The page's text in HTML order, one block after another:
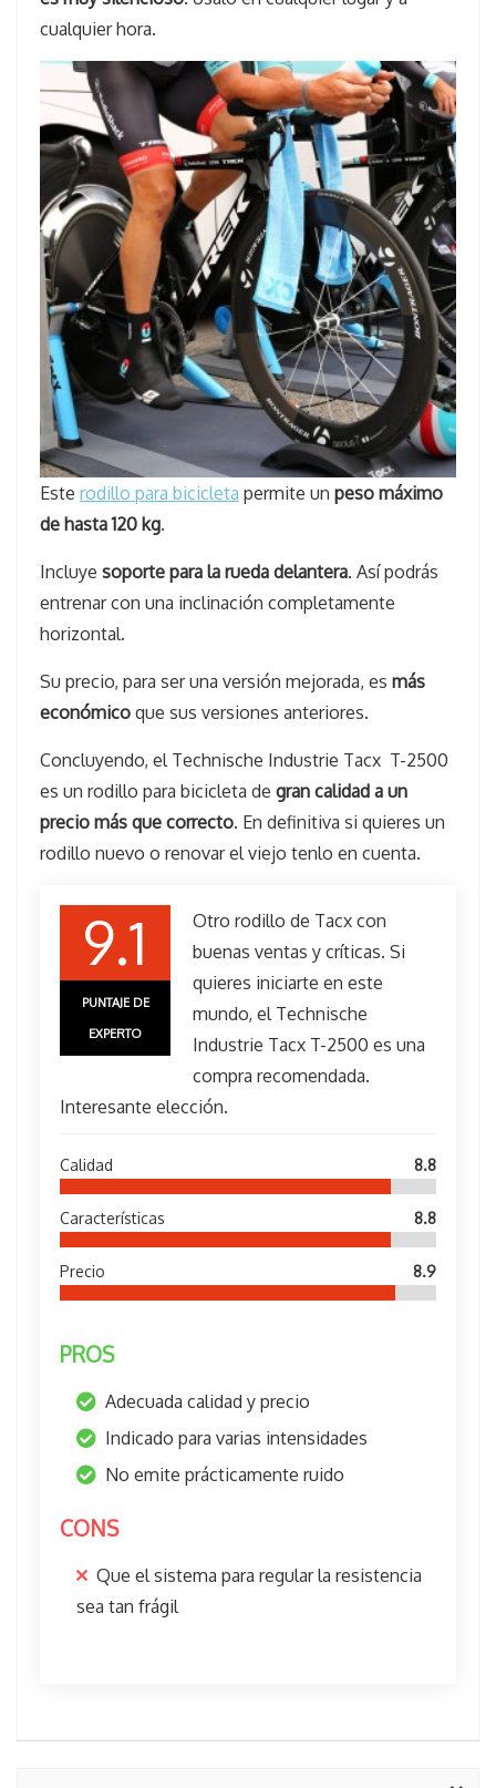
cualquier hora.
Este rodillo para bicicleta permite un peso máximo
de hasta 120 kg.
Incluye soporte para la rueda delantera. Así podrás
entrenar con una inclinación completamente
horizontal.
Su precio, para ser una versión mejorada, es más
económico que sus versiones anteriores.
Concluyendo, el Technische Industrie Tacx T-2500
es un rodillo para bicicleta de gran calidad a un
precio más que correcto. En definitiva si quieres un
rodillo nuevo o renovar el viejo tenlo en cuenta.
9.1
PUNTAJE DE
EXPERTO
Otro rodillo de Tacx con
buenas ventas y críticas. Si
quieres iniciarte en este
mundo, el Technische
Industrie Tacx T-2500 es una
compra recomendada.
Interesante elección.
Calidad 8.8
Características 8.8
Precio 8.9
PROS
Adecuada calidad y precio
Indicado para varias intensidades
No emite prácticamente ruido
CONS
Que el sistema para regular la resistencia
sea tan frágil